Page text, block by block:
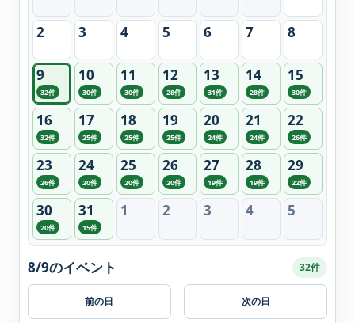
2 3 4 5 6 7 8
9
32件
10
30件
11
30件
12
28件
13
31件
14
28件
15
30件
16
32件
17
25件
18
25件
19
25件
20
24件
21
24件
22
26件
23
26件
24
20件
25
20件
26
20件
27
19件
28
19件
29
22件
30
20件
31
15件
1 2 3 4 5
前の日
8/9のイベント 32件
次の日